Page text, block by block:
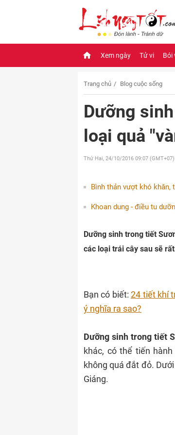
Xem ngày Tử vi Bói
Trang chủ Blog cuộc sống
Dưỡng
loại quả
Thứ Hai, 24/10/2016 09:07 (GMT+07)
Bình thản vượt khó khăn,
Khoan dung - điều tu
Dưỡng sinh trong tiết
các loại trái cây sau sẽ
Bạn có biết:24 tiết khí
ý nghĩa ra sao?
Dưỡng sinh trong tiết
khác, có thể tiến
không quá đắt đỏ.
Giáng.